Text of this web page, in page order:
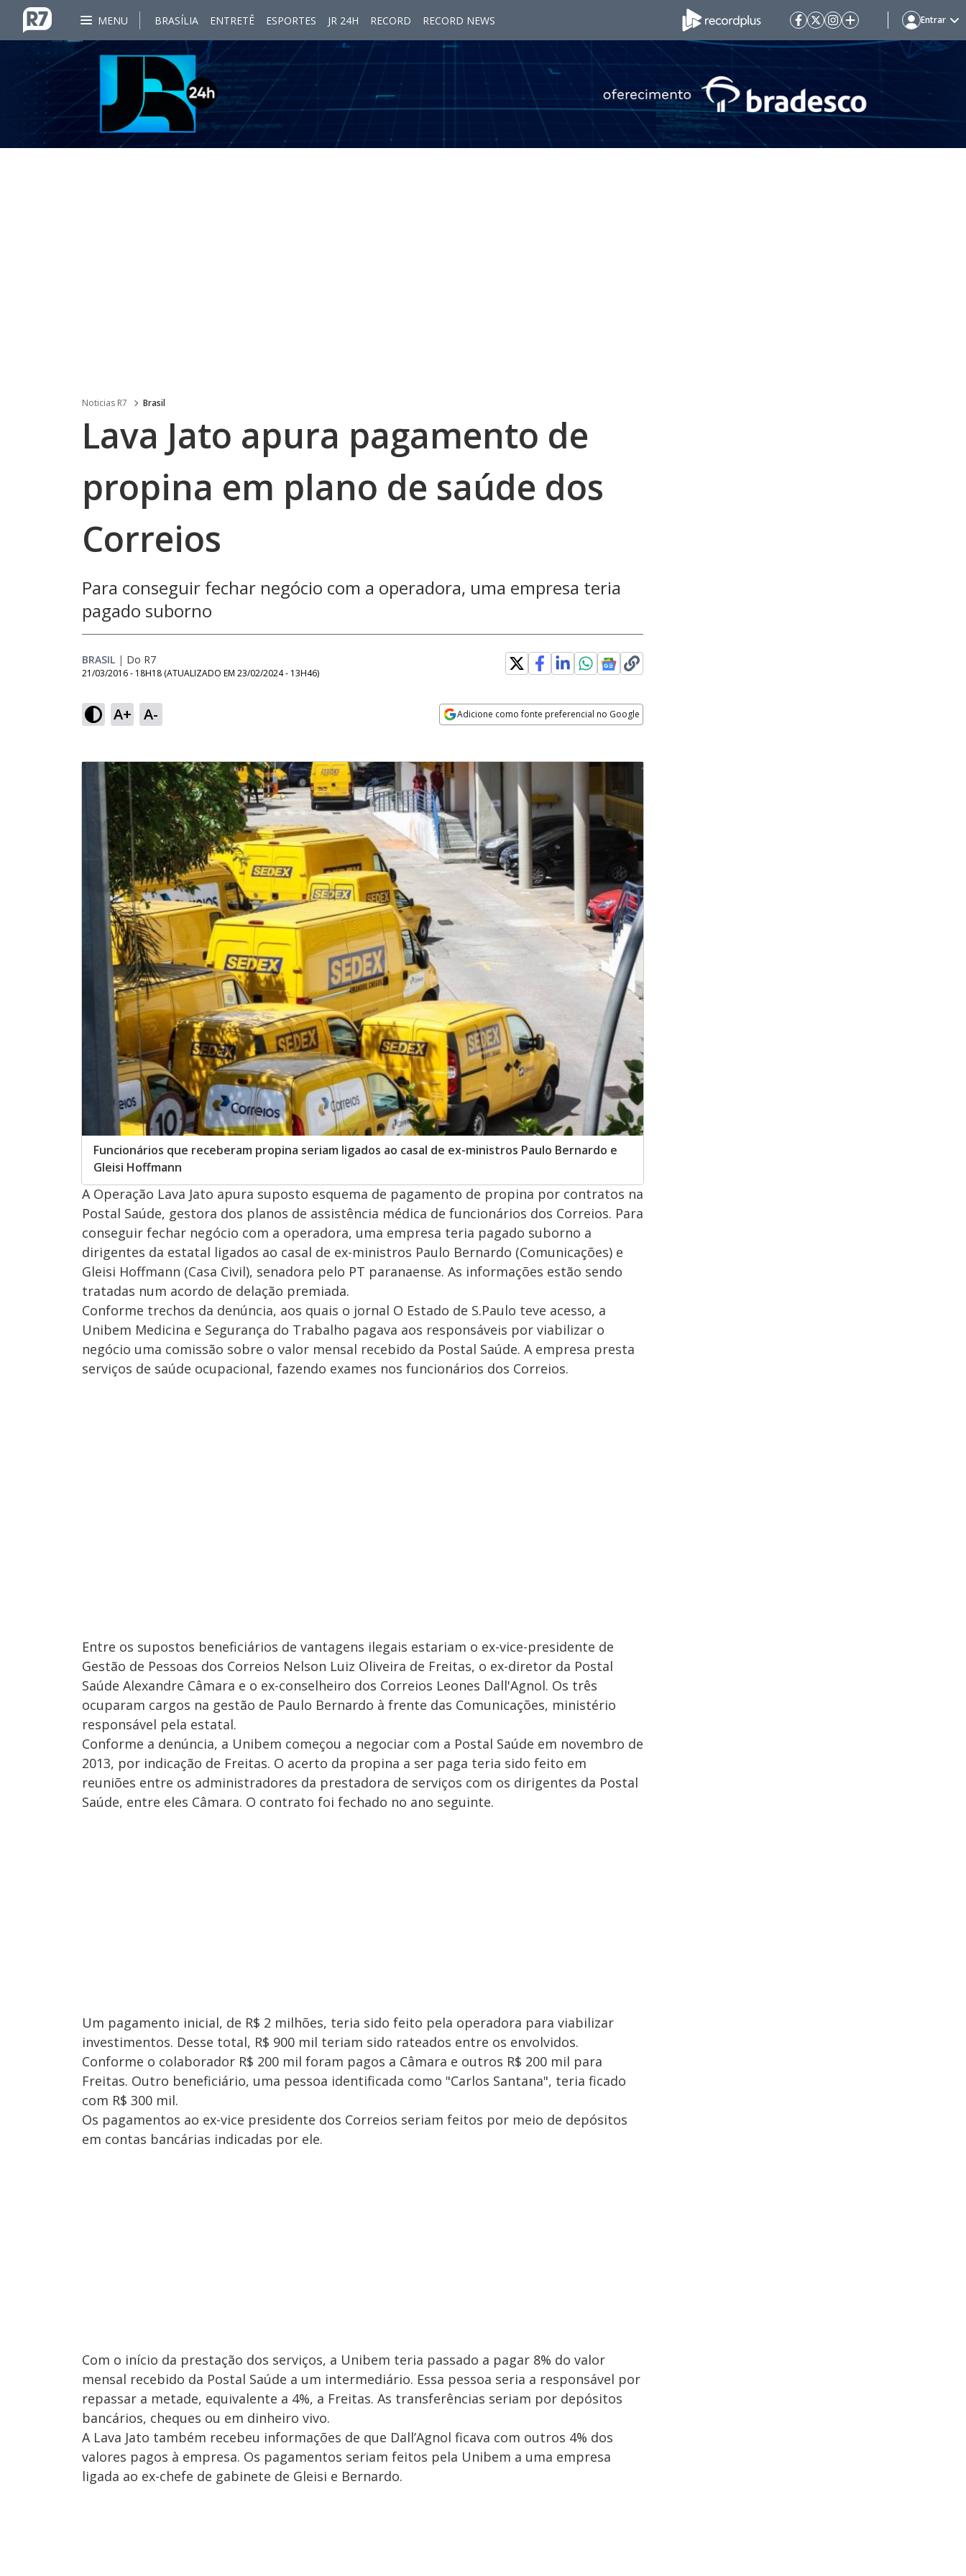
MENU BRASÍLIA ENTRETÊ ESPORTES JR 24H RECORD RECORD NEWS Entrar
Noticias R7 Brasil
Lava Jato apura pagamento de
propina em plano de saúde dos
Correios
Para conseguir fechar negócio com a operadora, uma empresa teria
pagado suborno
BRASIL | Do R7
21/03/2016 - 18H18 (ATUALIZADO EM 23/02/2024 - 13H46)
A+ A- Adicione como fonte preferencial no Google
Funcionários que receberam propina seriam ligados ao casal de ex-ministros Paulo Bernardo e
Gleisi Hoffmann
A Operação Lava Jato apura suposto esquema de pagamento de propina por contratos na
Postal Saúde, gestora dos planos de assistência médica de funcionários dos Correios. Para
conseguir fechar negócio com a operadora, uma empresa teria pagado suborno a
dirigentes da estatal ligados ao casal de ex-ministros Paulo Bernardo (Comunicações) e
Gleisi Hoffmann (Casa Civil), senadora pelo PT paranaense. As informações estão sendo
tratadas num acordo de delação premiada.
Conforme trechos da denúncia, aos quais o jornal O Estado de S.Paulo teve acesso, a
Unibem Medicina e Segurança do Trabalho pagava aos responsáveis por viabilizar o
negócio uma comissão sobre o valor mensal recebido da Postal Saúde. A empresa presta
serviços de saúde ocupacional, fazendo exames nos funcionários dos Correios.
Entre os supostos beneficiários de vantagens ilegais estariam o ex-vice-presidente de
Gestão de Pessoas dos Correios Nelson Luiz Oliveira de Freitas, o ex-diretor da Postal
Saúde Alexandre Câmara e o ex-conselheiro dos Correios Leones Dall'Agnol. Os três
ocuparam cargos na gestão de Paulo Bernardo à frente das Comunicações, ministério
responsável pela estatal.
Conforme a denúncia, a Unibem começou a negociar com a Postal Saúde em novembro de
2013, por indicação de Freitas. O acerto da propina a ser paga teria sido feito em
reuniões entre os administradores da prestadora de serviços com os dirigentes da Postal
Saúde, entre eles Câmara. O contrato foi fechado no ano seguinte.
Um pagamento inicial, de R$ 2 milhões, teria sido feito pela operadora para viabilizar
investimentos. Desse total, R$ 900 mil teriam sido rateados entre os envolvidos.
Conforme o colaborador R$ 200 mil foram pagos a Câmara e outros R$ 200 mil para
Freitas. Outro beneficiário, uma pessoa identificada como "Carlos Santana", teria ficado
com R$ 300 mil.
Os pagamentos ao ex-vice presidente dos Correios seriam feitos por meio de depósitos
em contas bancárias indicadas por ele.
Com o início da prestação dos serviços, a Unibem teria passado a pagar 8% do valor
mensal recebido da Postal Saúde a um intermediário. Essa pessoa seria a responsável por
repassar a metade, equivalente a 4%, a Freitas. As transferências seriam por depósitos
bancários, cheques ou em dinheiro vivo.
A Lava Jato também recebeu informações de que Dall’Agnol ficava com outros 4% dos
valores pagos à empresa. Os pagamentos seriam feitos pela Unibem a uma empresa
ligada ao ex-chefe de gabinete de Gleisi e Bernardo.